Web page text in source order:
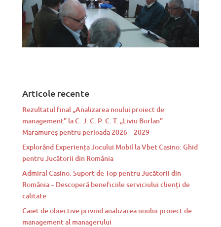
Articole recente
Rezultatul final „Analizarea noului proiect de
management” la C. J. C. P. C. T. „Liviu Borlan”
Maramureș pentru perioada 2026 – 2029
Explorând Experiența Jocului Mobil la Vbet Casino: Ghid
pentru Jucătorii din România
Admiral Casino: Suport de Top pentru Jucătorii din
România – Descoperă beneficiile serviciului clienți de
calitate
Caiet de obiective privind analizarea noului proiect de
management al managerului